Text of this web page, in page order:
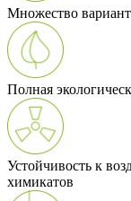
Множество
Полная
Устойчивость к
химикатов